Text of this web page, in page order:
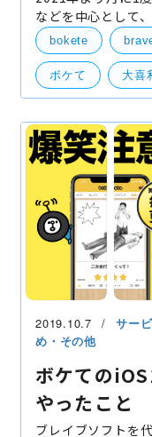
などを中心として
戦略本部より提供
画」！ 基本的にゆるい感じの内容を記載しますので、
是非肩の力
bokete
ボケて 大喜
2019.10.7 サー
め・その他
ボケての
やったこと
ブレイブソフトを